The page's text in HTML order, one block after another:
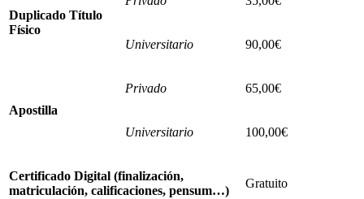
Duplicado Título
Físico
Universitario 90,00€
Apostilla
Privado 65,00€
Universitario 100,00€
Certificado Digital (finalización,
matriculación, calificaciones, pensum…)
Gratuito